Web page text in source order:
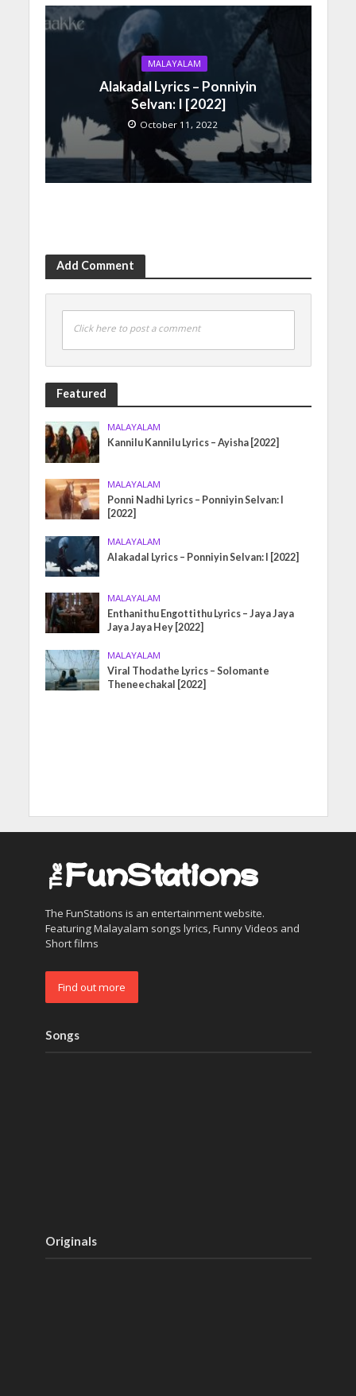
MALAYALAM
Alakadal Lyrics – Ponniyin
Selvan: I [2022]
October 11, 2022
Add Comment
Click here to post a comment
Featured
MALAYALAM
Kannilu Kannilu Lyrics – Ayisha [2022]
MALAYALAM
Ponni Nadhi Lyrics – Ponniyin Selvan: I
[2022]
MALAYALAM
Alakadal Lyrics – Ponniyin Selvan: I [2022]
MALAYALAM
Enthanithu Engottithu Lyrics – Jaya Jaya
Jaya Jaya Hey [2022]
MALAYALAM
Viral Thodathe Lyrics – Solomante
Theneechakal [2022]
The FunStations is an entertainment website.
Featuring Malayalam songs lyrics, Funny Videos and
Short films
Find out more
Songs
Originals